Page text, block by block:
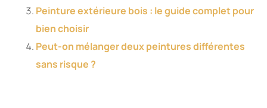
Peinture extérieure bois : le guide complet pour
bien choisir
Peut-on mélanger deux peintures différentes
sans risque ?